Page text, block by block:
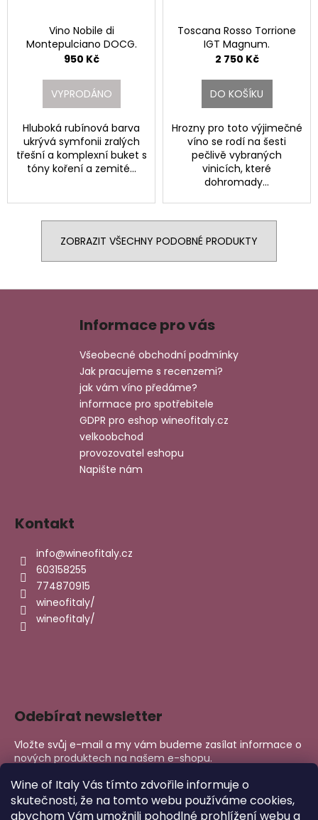
Wine of Italy Vás tímto zdvořile informuje o
skutečnosti, že na tomto webu používáme cookies,
abychom Vám umožnili pohodlné prohlížení webu a
Vino Nobile di
Montepulciano DOCG.
950 Kč
VYPRODÁNO
Hluboká rubínová barva
ukrývá symfonii zralých
třešní a komplexní buket s
tóny koření a zemité...
Toscana Rosso Torrione
IGT Magnum.
2 750 Kč
DO KOŠÍKU
Hrozny pro toto výjimečné
víno se rodí na šesti
pečlivě vybraných
vinicích, které
dohromady...
ZOBRAZIT VŠECHNY PODOBNÉ PRODUKTY
Informace pro vás
Všeobecné obchodní podmínky
Jak pracujeme s recenzemi?
jak vám víno předáme?
informace pro spotřebitele
GDPR pro eshop wineofitaly.cz
velkoobchod
provozovatel eshopu
Napište nám
Kontakt
info@wineofitaly.cz
603158255
774870915
wineofitaly/
wineofitaly/
Odebírat newsletter
Vložte svůj e-mail a my vám budeme zasílat informace o
nových produktech na našem e-shopu.
E-mail